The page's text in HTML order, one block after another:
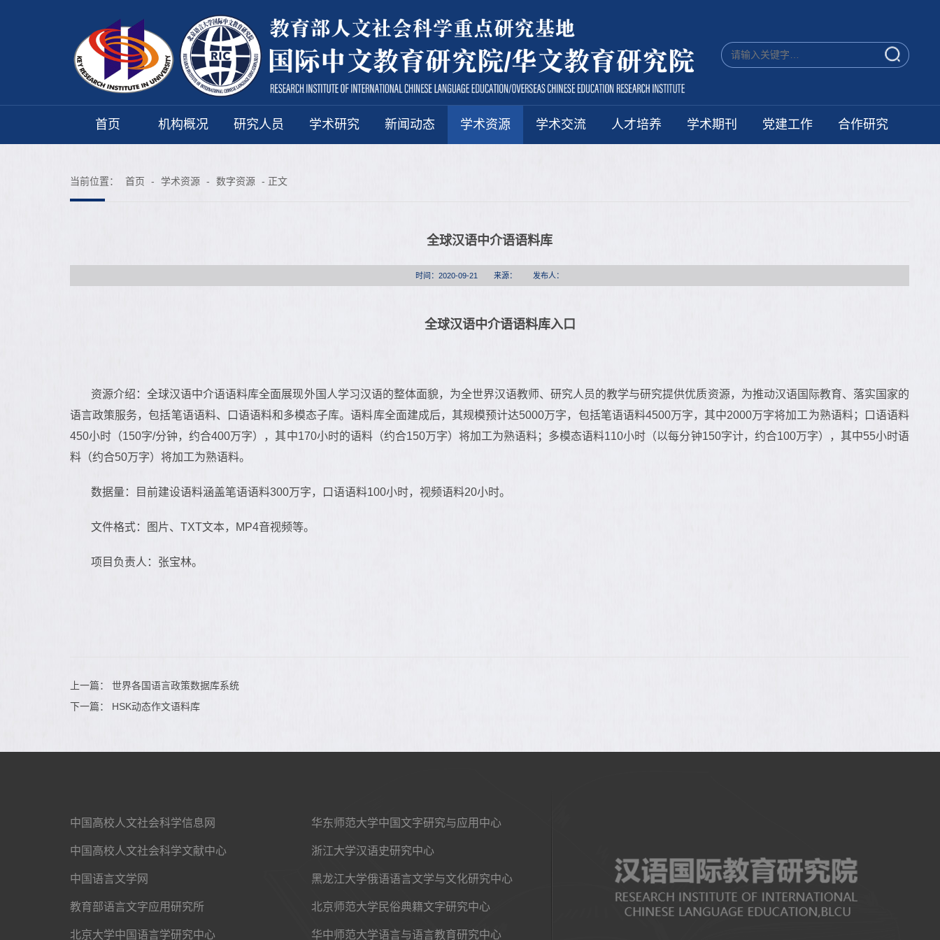
首页 机构概况 研究人员 学术研究 新闻动态 学术资源 学术交流 人才培养 学术期刊 党建工作 合作研究
当前位置： 首页 - 学术资源 - 数字资源 - 正文
全球汉语中介语语料库
时间：2020-09-21 来源： 发布人：
全球汉语中介语语料库入口
资源介绍：全球汉语中介语语料库全面展现外国人学习汉语的整体面貌，为全世界汉语教师、研究人员的教学与研究提供优质资源，为推动汉语国际教育、落实国家的
语言政策服务，包括笔语语料、口语语料和多模态子库。语料库全面建成后，其规模预计达5000万字，包括笔语语料4500万字，其中2000万字将加工为熟语料；口语语料
450小时（150字/分钟，约合400万字），其中170小时的语料（约合150万字）将加工为熟语料；多模态语料110小时（以每分钟150字计，约合100万字），其中55小时语
料（约合50万字）将加工为熟语料。
数据量：目前建设语料涵盖笔语语料300万字，口语语料100小时，视频语料20小时。
文件格式：图片、TXT文本，MP4音视频等。
项目负责人：张宝林。
上一篇： 世界各国语言政策数据库系统
下一篇： HSK动态作文语料库
中国高校人文社会科学信息网 华东师范大学中国文字研究与应用中心
中国高校人文社会科学文献中心 浙江大学汉语史研究中心
中国语言文学网 黑龙江大学俄语语言文学与文化研究中心
教育部语言文字应用研究所 北京师范大学民俗典籍文字研究中心
北京大学中国语言学研究中心 华中师范大学语言与语言教育研究中心